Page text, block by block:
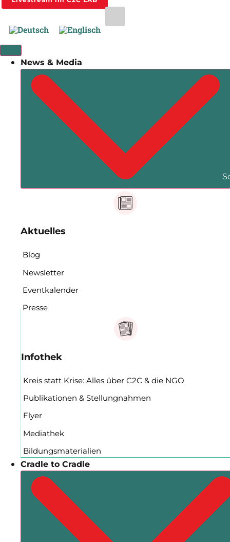
News & Media
Aktuelles
Blog
Newsletter
Eventkalender
Presse
Infothek
Kreis statt Krise: Alles über C2C & die NGO
Publikationen & Stellungnahmen
Flyer
Mediathek
Bildungsmaterialien
Cradle to Cradle